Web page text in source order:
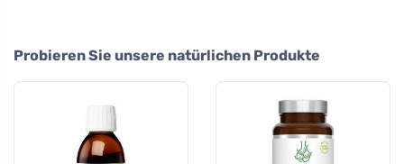
Probieren Sie unsere natürlichen Produkte